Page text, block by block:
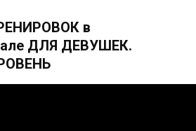
в
ДЛЯ ДЕВУШЕК.